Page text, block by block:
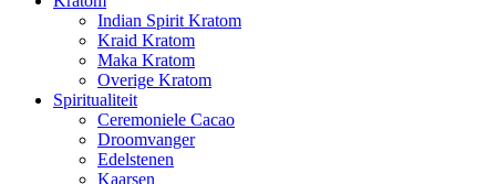
Indian Spirit Kratom
Kraid Kratom
Maka Kratom
Overige Kratom
Spiritualiteit
Ceremoniele Cacao
Droomvanger
Edelstenen
Kaarsen